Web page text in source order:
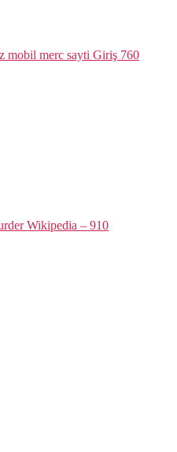
mobil merc sayti Giriş 760
Wikipedia – 910